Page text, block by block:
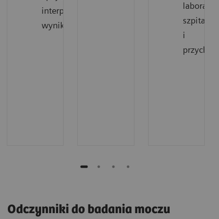
interpretacja
wyników
szpitali
i
Odczynniki do badania moczu